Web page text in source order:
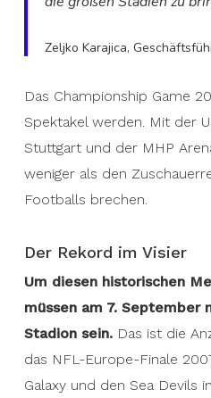
Zeljko Karajica,
Das Championship Game
Spektakel werden. Mit der
Stuttgart und der MHP
weniger als den
Footballs brechen.
Der Rekord im Visier
Um diesen historischen
müssen am 7. September
Stadion sein.Das ist die
das NFL-Europe-Finale
Galaxy und den Sea Devils